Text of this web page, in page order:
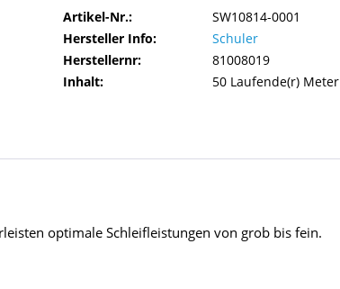
Artikel-Nr.:
SW10814-0001
Hersteller Info:
Schuler
Herstellernr:
81008019
Inhalt:
50 Laufende(r) Meter
optimale Schleifleistungen von grob bis fein.